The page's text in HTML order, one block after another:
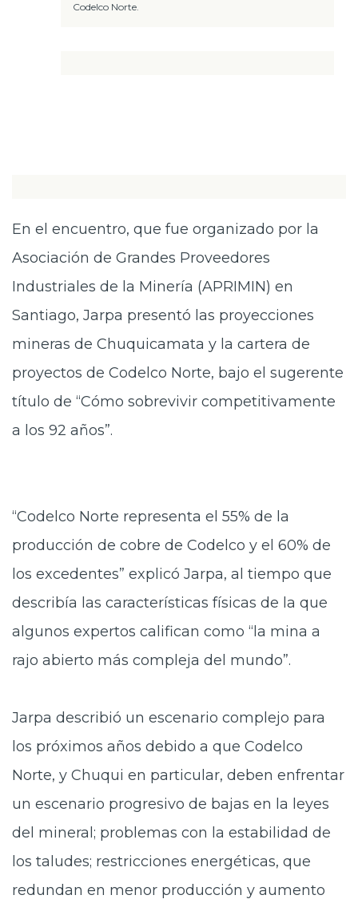
Codelco Norte.
En el encuentro, que fue organizado por la
Asociación de Grandes Proveedores
Industriales de la Minería (APRIMIN) en
Santiago, Jarpa presentó las proyecciones
mineras de Chuquicamata y la cartera de
proyectos de Codelco Norte, bajo el sugerente
título de “Cómo sobrevivir competitivamente
a los 92 años”.
“Codelco Norte representa el 55% de la
producción de cobre de Codelco y el 60% de
los excedentes” explicó Jarpa, al tiempo que
describía las características físicas de la que
algunos expertos califican como “la mina a
rajo abierto más compleja del mundo”.
Jarpa describió un escenario complejo para
los próximos años debido a que Codelco
Norte, y Chuqui en particular, deben enfrentar
un escenario progresivo de bajas en la leyes
del mineral; problemas con la estabilidad de
los taludes; restricciones energéticas, que
redundan en menor producción y aumento